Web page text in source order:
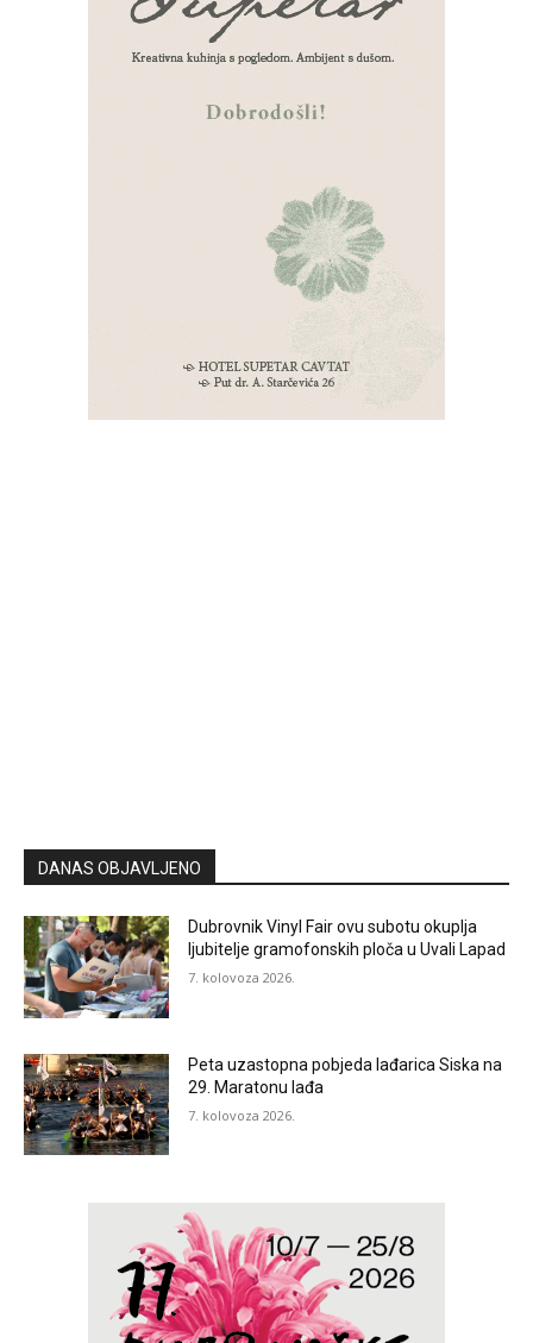
DANAS OBJAVLJENO
Dubrovnik Vinyl Fair ovu subotu okuplja
ljubitelje gramofonskih ploča u Uvali Lapad
7. kolovoza 2026.
Peta uzastopna pobjeda lađarica Siska na
29. Maratonu lađa
7. kolovoza 2026.